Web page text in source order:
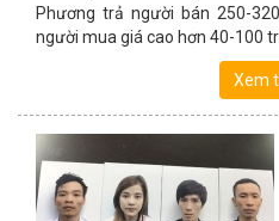
Phương trả người bán 250-
người mua giá cao hơn 40-100
Xem